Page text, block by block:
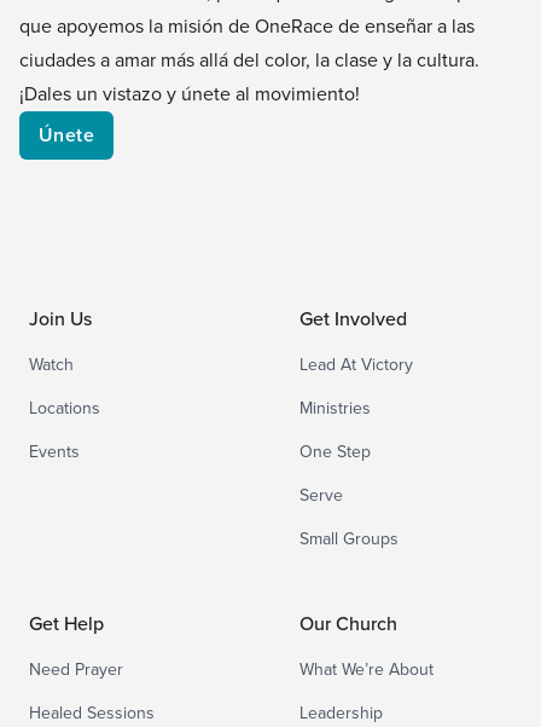
que apoyemos la misión de OneRace de enseñar a las
ciudades a amar más allá del color, la clase y la cultura.
¡Dales un vistazo y únete al movimiento!
Únete
Join Us
Watch
Locations
Events
Get Involved
Lead At Victory
Ministries
One Step
Serve
Small Groups
Get Help
Need Prayer
Healed Sessions
Our Church
What We’re About
Leadership